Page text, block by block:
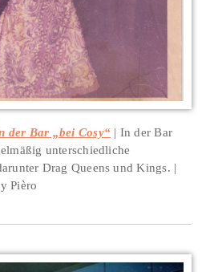
der Bar „bei Cosy“
In der Bar
unterschiedliche
Drag Queens und Kings.
Pièro